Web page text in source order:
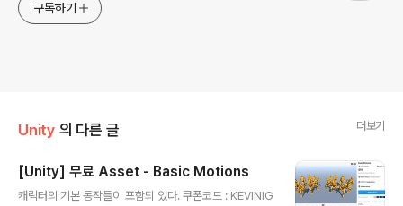
구독하기
Unity 의 다른 글 더보기
[Unity] 무료 Asset - Basic Motions
캐릭터의 기본 동작들이 포함되 있다. 쿠폰코드 : KEVINIG